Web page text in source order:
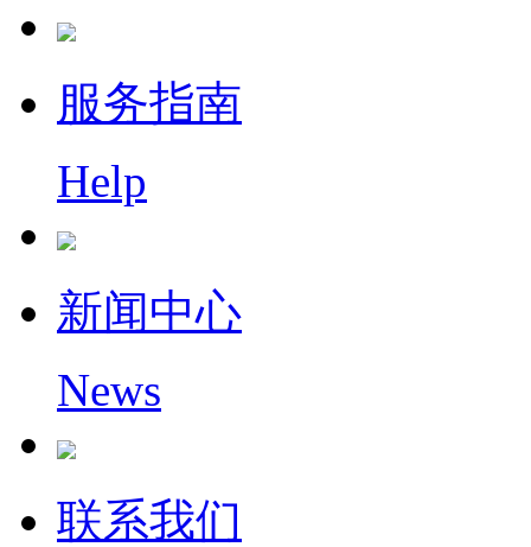
服务指南
Help
新闻中心
News
联系我们